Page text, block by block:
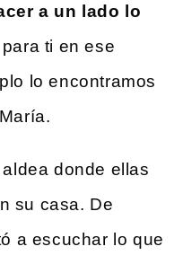
a un lado lo
para ti en ese
lo encontramos
donde ellas
su casa. De
a escuchar lo que